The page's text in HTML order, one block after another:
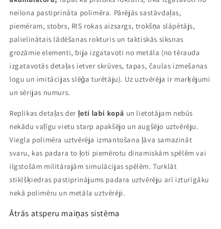
neilona pastiprināta polimēra. Pārējās sastāvdaļas,
piemēram, stobrs, RIS rokas aizsargs, trokšņa slāpētājs,
palielinātais lādēšanas rokturis un taktiskās siksnas
grozāmie elementi, bija izgatavoti no metāla (no tērauda
izgatavotās detaļas ietver skrūves, tapas, čaulas izmešanas
logu un imitācijas slēģa turētāju). Uz uztvērēja ir marķējumi
un sērijas numurs.
Replikas detaļas der ļoti labi kopā un lietotājam nebūs
nekādu vaļīgu vietu starp apakšējo un augšējo uztvērēju.
Viegla polimēra uztvērēja izmantošana ļāva samazināt
svaru, kas padara to ļoti piemērotu dinamiskām spēlēm vai
ilgstošām militārajām simulācijas spēlēm. Turklāt
stiklšķiedras pastiprinājums padara uztvērēju arī izturīgāku
nekā polimēru un metāla uztvērēji.
Ātrās atsperu maiņas sistēma